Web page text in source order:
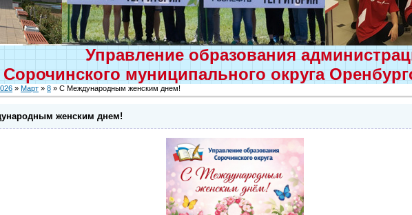
Управление образования
Сорочинского муниципального округа
» Март » 8 » С Международным женским днем!
женским днем!